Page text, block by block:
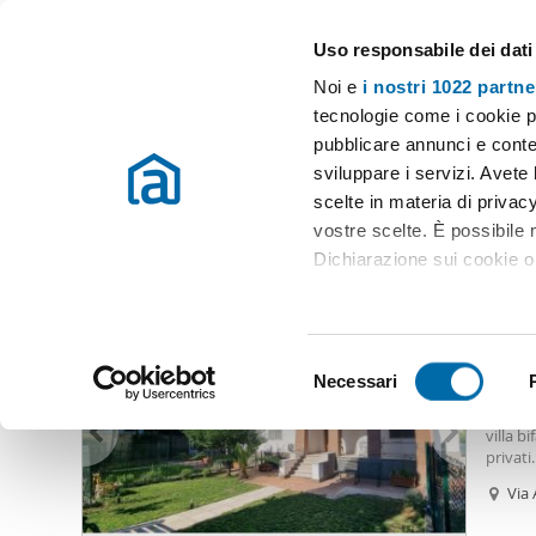
Uso responsabile dei dati
Noi e i nostri 1022
tecnologie come i cookie
pubblicare annunci e
sviluppare i servizi.
scelte in materia di
vostre scelte. È possibile
Dichiarazione sui cookie
Identificare il tuo
(impronte digitali).
Approfondisci come
dettagli
. Puoi modificare
Utilizziamo i cookie per
e
e
z
i
Necessari
Case e appartamenti in affitto in tutta Italia
Scegli la zona
Affitto Roma Appartamenti Affitto Roma Affitto
Affitto giardino capannelle roma Roma (20 immobili)
Villa
villa
Via